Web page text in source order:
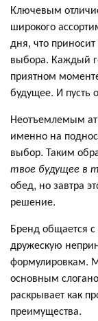
Ключевым
широкого
дня, что
выбора. Каждый
приятном
будущее. И пусть
Неотъемлемым
именно на
выбор. Таким
твое будущее в
обед, но завтра
решение.
Бренд общается
дружескую
формулировкам.
основным
раскрывает как
преимущества.